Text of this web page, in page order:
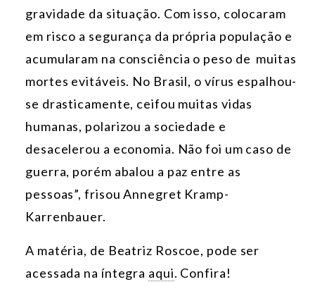
gravidade da situação. Com isso, colocaram
em risco a segurança da própria população e
acumularam na consciência o peso de muitas
mortes evitáveis. No Brasil, o vírus espalhou-
se drasticamente, ceifou muitas vidas
humanas, polarizou a sociedade e
desacelerou a economia. Não foi um caso de
guerra, porém abalou a paz entre as
pessoas”, frisou Annegret Kramp-
Karrenbauer.
A matéria, de Beatriz Roscoe, pode ser
acessada na íntegra aqui. Confira!